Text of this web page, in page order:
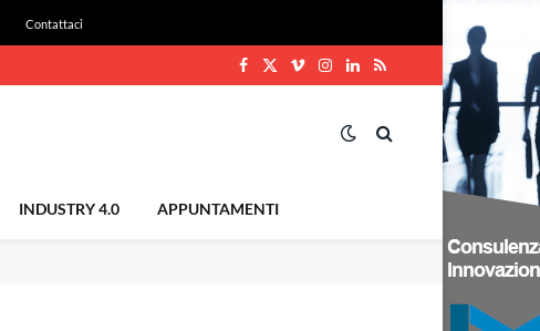
Contattaci
Facebook
X
VimeoInstagram
LinkedIn
RSS
INDUSTRY 4.0 APPUNTAMENTI